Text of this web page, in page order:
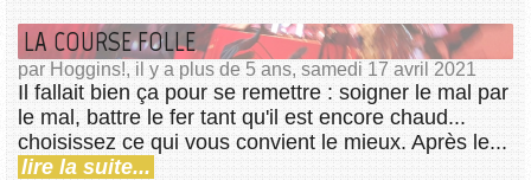
LA COURSE FOLLE
par Hoggins!, il y a plus de 5 ans, samedi 17 avril 2021
Il fallait bien ça pour se remettre : soigner le mal par
le mal, battre le fer tant qu'il est encore chaud...
choisissez ce qui vous convient le mieux. Après le...
lire la suite...